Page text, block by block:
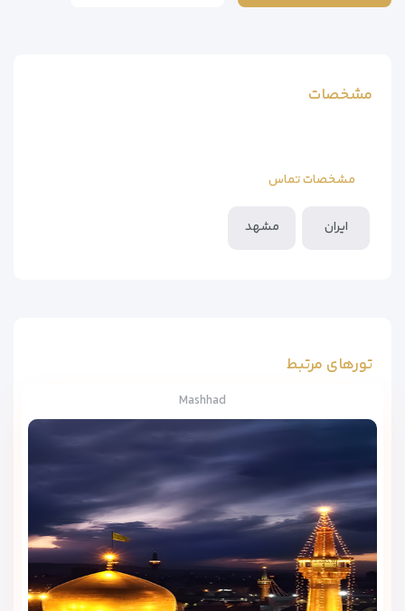
مشخصات
مشخصات تماس
ایران مشهد
تورهای مرتبط
Mashhad